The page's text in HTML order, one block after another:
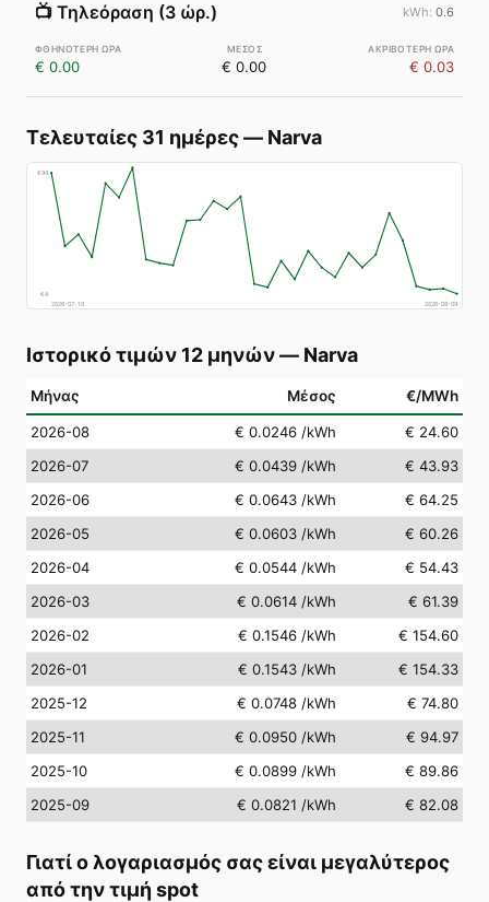
📺 Τηλεόραση (3 ώρ.) 0.6
€ 0.00 € 0.00 € 0.03
Τελευταίες 31 ημέρες— Narva
€94
€4
2026-07-10
2026-08-09
Ιστορικό τιμών 12 μηνών— Narva
Μήνας Μέσος €/MWh
2026-08 € 0.0246 /kWh
€ 24.60
2026-07
€ 0.0439 /kWh
€ 43.93
2026-06
€ 0.0643 /kWh
€ 64.25
2026-05
€ 0.0603 /kWh
€ 60.26
2026-04
€ 0.0544 /kWh
€ 54.43
2026-03
€ 0.0614 /kWh
€ 61.39
2026-02
€ 0.1546 /kWh
€ 154.60
2026-01
€ 0.1543 /kWh
€ 154.33
2025-12
€ 0.0748 /kWh
€ 74.80
2025-11
€ 0.0950 /kWh
€ 94.97
2025-10
€ 0.0899 /kWh
€ 89.86
2025-09
€ 0.0821 /kWh € 82.08
Γιατί ο λογαριασμός σας είναι μεγαλύτερος
από την τιμή spot